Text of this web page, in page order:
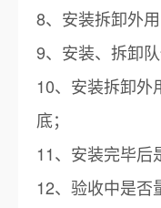
8、安装拆卸外
9、安装、拆卸队
10、安装拆卸外
底；
11、安装完毕后
12、验收中是否